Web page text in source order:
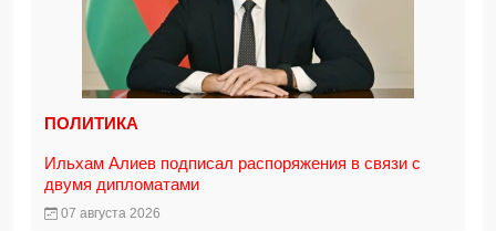
ПОЛИТИКА
Ильхам Алиев подписал распоряжения в связи с
двумя дипломатами
07 августа 2026